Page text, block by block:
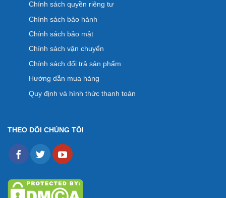
Chính sách quyền riêng tư
Chính sách bảo hành
Chính sách bảo mật
Chính sách vận chuyển
Chính sách đổi trả sản phẩm
Hướng dẫn mua hàng
Quy định và hình thức thanh toán
THEO DÕI CHÚNG TÔI